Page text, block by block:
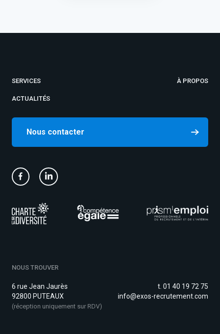
SERVICES À PROPOS
ACTUALITÉS
Nous contacter
NOUS TROUVER
6 rue Jean Jaurès
92800 PUTEAUX
(réception uniquement sur RDV)
t. 01 40 19 72 75
info@exos-recrutement.com